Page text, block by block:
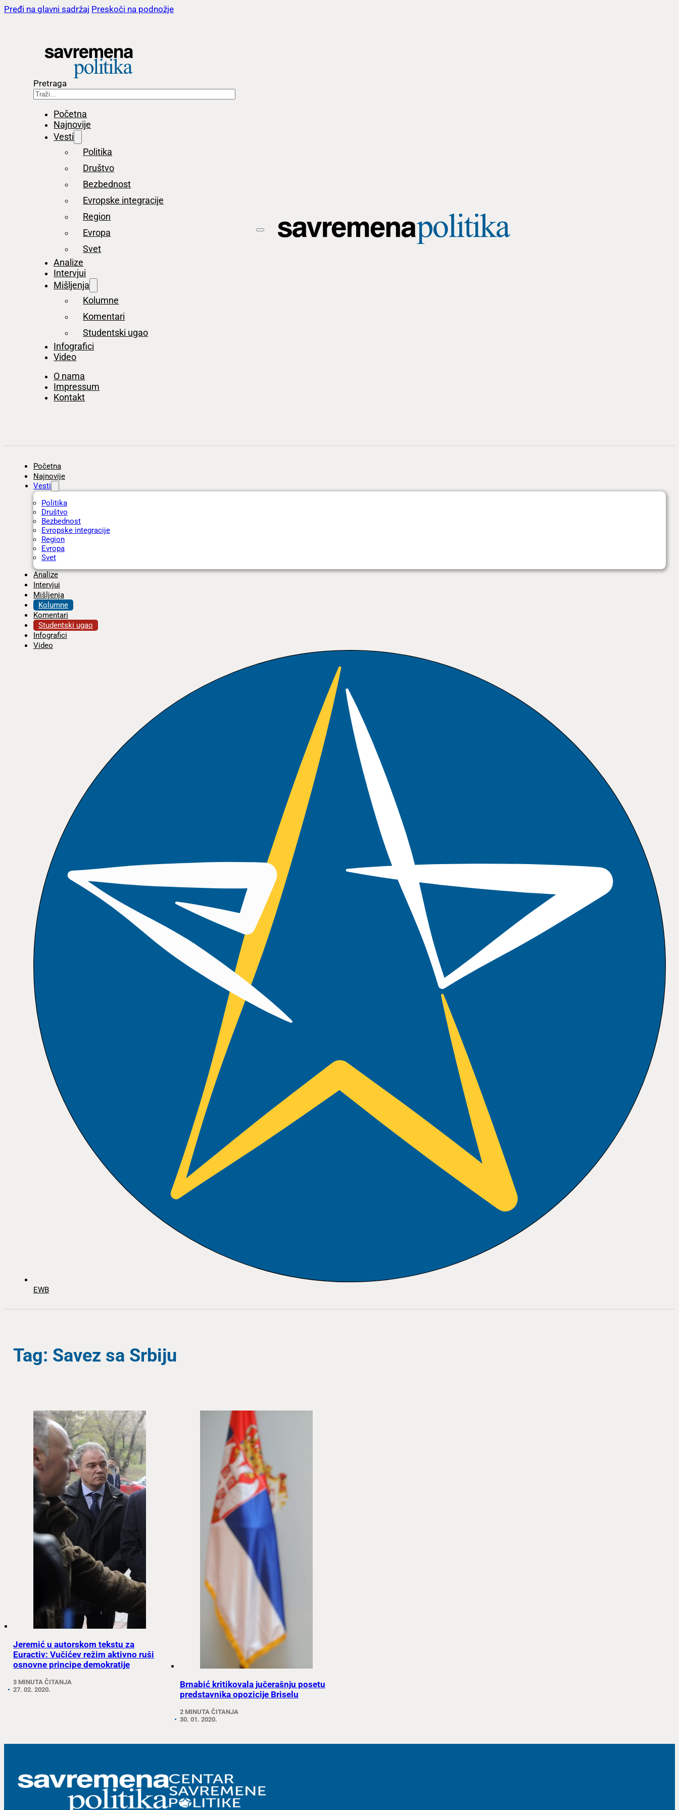
Pređi na glavni sadržaj Preskoči na podnožje
Pretraga
Početna
Najnovije
Vesti
Politika
Društvo
Bezbednost
Evropske integracije
Region
Evropa
Svet
Analize
Intervjui
Mišljenja
Kolumne
Komentari
Studentski ugao
Infografici
Video
O nama
Impressum
Kontakt
Početna
Najnovije
Vesti
Politika
Društvo
Bezbednost
Evropske integracije
Region
Evropa
Svet
Analize
Intervjui
Mišljenja
Kolumne
Komentari
Studentski ugao
Infografici
Video
EWB
Tag: Savez sa Srbiju
Jeremić u autorskom tekstu za
Euractiv: Vučićev režim aktivno ruši
osnovne principe demokratije
3 MINUTA ČITANJA
27. 02. 2020.
Brnabić kritikovala jučerašnju posetu
predstavnika opozicije Briselu
2 MINUTA ČITANJA
30. 01. 2020.